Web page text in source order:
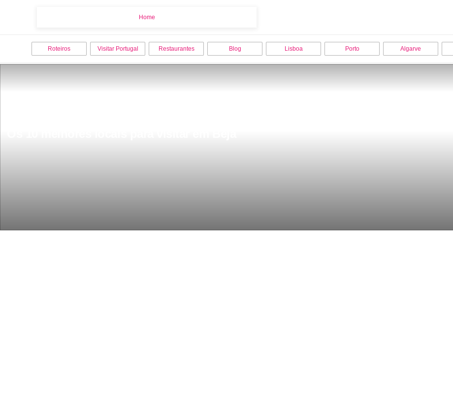
Home
Roteiros Visitar Portugal Restaurantes Blog Lisboa Porto Algarve